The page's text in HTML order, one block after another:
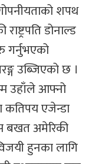
शपथ
डोनाल्ड
गर्नुभएको
उब्जिएको छ ।
उहाँले आफ्नो
कतिपय एजेन्डा
बखत अमेरिकी
हुनका लागि